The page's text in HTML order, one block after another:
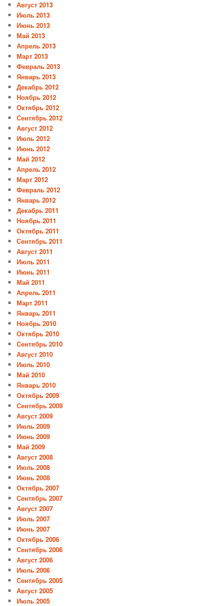
Август 2013
Июль 2013
Июнь 2013
Май 2013
Апрель 2013
Март 2013
Февраль 2013
Январь 2013
Декабрь 2012
Ноябрь 2012
Октябрь 2012
Сентябрь 2012
Август 2012
Июль 2012
Июнь 2012
Май 2012
Апрель 2012
Март 2012
Февраль 2012
Январь 2012
Декабрь 2011
Ноябрь 2011
Октябрь 2011
Сентябрь 2011
Август 2011
Июль 2011
Июнь 2011
Май 2011
Апрель 2011
Март 2011
Январь 2011
Ноябрь 2010
Октябрь 2010
Сентябрь 2010
Август 2010
Июль 2010
Май 2010
Январь 2010
Октябрь 2009
Сентябрь 2009
Август 2009
Июль 2009
Июнь 2009
Май 2009
Август 2008
Июль 2008
Июнь 2008
Октябрь 2007
Сентябрь 2007
Август 2007
Июль 2007
Июнь 2007
Октябрь 2006
Сентябрь 2006
Август 2006
Июль 2006
Сентябрь 2005
Август 2005
Июль 2005